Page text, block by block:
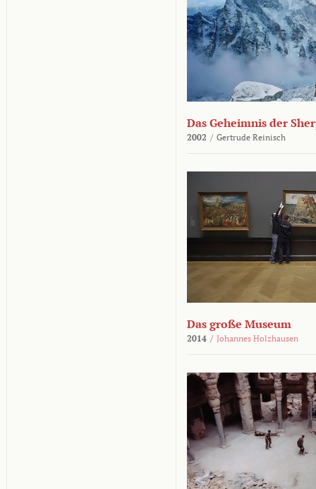
Das Geheimnis der
2002 / Gertrude Reinisch
Das große Museum
2014 / Johannes Holzhausen